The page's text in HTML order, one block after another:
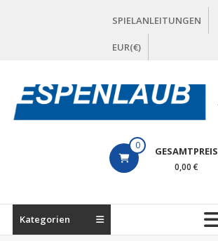
SPIELANLEITUNGEN
EUR(€)
ESPENLAUB
0 GESAMTPREIS
0,00 €
Kategorien